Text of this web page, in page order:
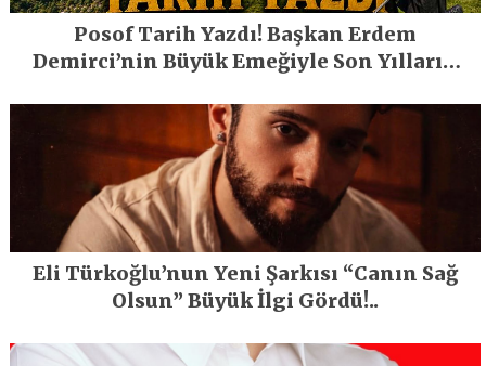
Posof Tarih Yazdı! Başkan Erdem
Demirci’nin Büyük Emeğiyle Son Yılların
Eli Türkoğlu’nun Yeni Şarkısı “Canın Sağ
Olsun” Büyük İlgi Gördü!..